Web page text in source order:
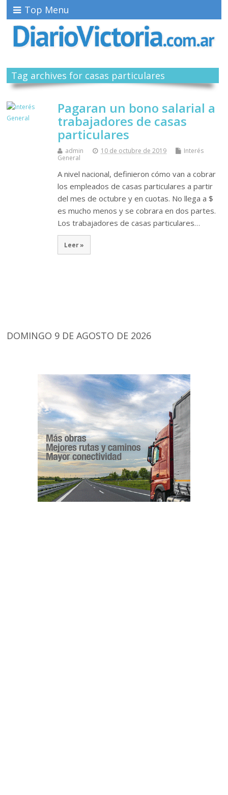
Top Menu
Tag archives for casas particulares
Pagaran un bono salarial a
trabajadores de casas
particulares
admin 10 de octubre de 2019
Interés
General
A nivel nacional, definieron cómo van a cobrar
los empleados de casas particulares a partir
del mes de octubre y en cuotas. No llega a $
es mucho menos y se cobrara en dos partes.
Los trabajadores de casas particulares…
Leer »
DOMINGO 9 DE AGOSTO DE 2026